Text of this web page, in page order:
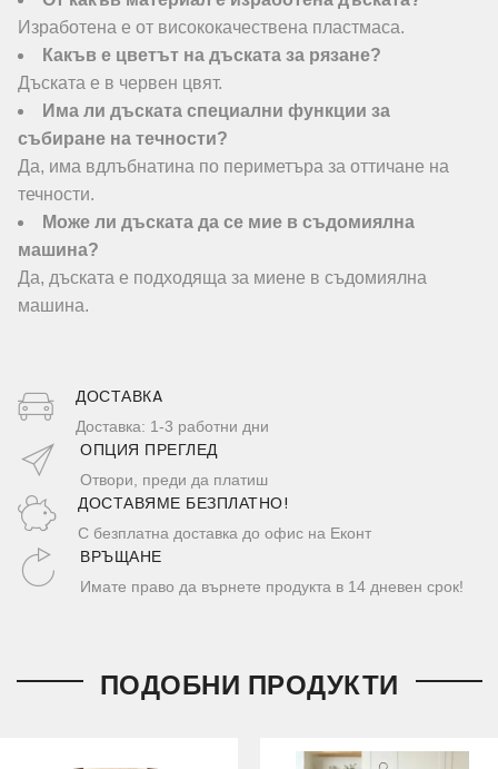
Изработена е от висококачествена пластмаса.
Какъв е цветът на дъската за рязане?
Дъската е в червен цвят.
Има ли дъската специални функции за
събиране на течности?
Да, има вдлъбнатина по периметъра за оттичане на
течности.
Може ли дъската да се мие в съдомиялна
машина?
Да, дъската е подходяща за миене в съдомиялна
машина.
ДОСТАВКA
Доставка: 1-3 работни дни
ОПЦИЯ ПРЕГЛЕД
Отвори, преди да платиш
ДОСТАВЯМЕ БЕЗПЛАТНО!
С безплатна доставка до офис на Еконт
ВРЪЩАНЕ
Имате право да върнете продукта в 14 дневен срок!
ПОДОБНИ ПРОДУКТИ